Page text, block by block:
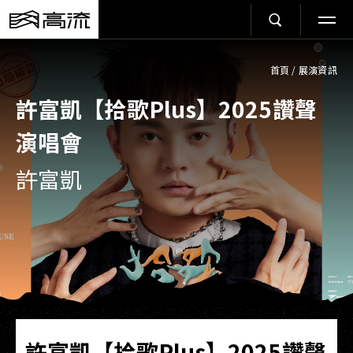
首頁 / 展演資訊
許富凱【拾歌Plus】2025讚聲
演唱會
許富凱